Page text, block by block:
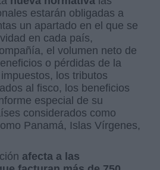
estarán obligadas a
un apartado en el que se
en cada país,
el volumen neto de
o pérdidas de la
los tributos
al fisco, los beneficios
especial de su
considerados como
Panamá, Islas Vírgenes,
afecta a las